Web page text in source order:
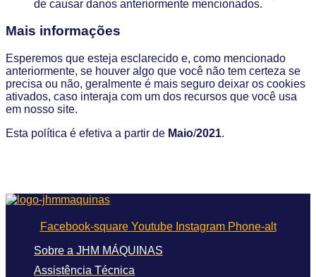
de causar danos anteriormente mencionados.
Mais informações
Esperemos que esteja esclarecido e, como mencionado
anteriormente, se houver algo que você não tem certeza se
precisa ou não, geralmente é mais seguro deixar os cookies
ativados, caso interaja com um dos recursos que você usa
em nosso site.
Esta política é efetiva a partir de Maio/2021.
Facebook-square Youtube Instagram Phone-alt
Sobre a JHM MÁQUINAS
Assistência Técnica